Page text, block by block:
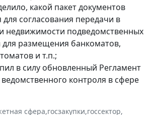
какой пакет документов
для согласования передачи в
недвижимости подведомственных
размещения банкоматов,
и т.п.;
в силу обновленный Регламент
контроля в сфере
сфера,госзакупки,госсектор,